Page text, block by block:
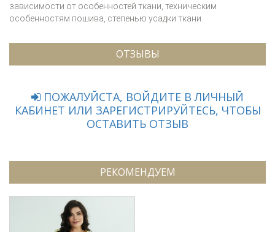
зависимости от особенностей ткани, техническим
особенностям пошива, степенью усадки ткани.
ОТЗЫВЫ
ПОЖАЛУЙСТА, ВОЙДИТЕ В ЛИЧНЫЙ
КАБИНЕТ ИЛИ ЗАРЕГИСТРИРУЙТЕСЬ, ЧТОБЫ
ОСТАВИТЬ ОТЗЫВ
РЕКОМЕНДУЕМ